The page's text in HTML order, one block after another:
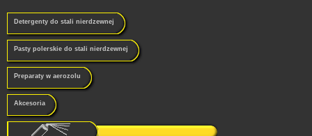
Detergenty do stali nierdzewnej
Pasty polerskie do stali nierdzewnej
Preparaty w aerozolu
Akcesoria